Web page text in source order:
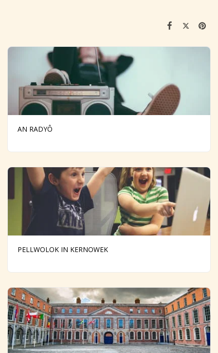
AN RADYÔ
PELLWOLOK IN KERNOWEK